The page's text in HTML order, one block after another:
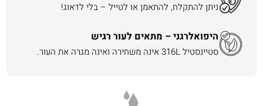
ניתן להתקלח, להתאמן או לטייל – בלי לדאוג!
היפואלרגני – מתאים לעור רגיש
סטיינסטיל 316L אינה משחירה ואינה מגרה את העור.